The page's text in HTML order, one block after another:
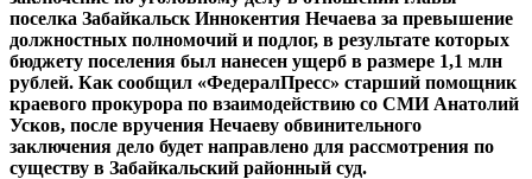
поселка Забайкальск Иннокентия Нечаева за превышение
должностных полномочий и подлог, в результате которых
бюджету поселения был нанесен ущерб в размере 1,1 млн
рублей. Как сообщил «ФедералПресс» старший помощник
краевого прокурора по взаимодействию со СМИ Анатолий
Усков, после вручения Нечаеву обвинительного
заключения дело будет направлено для рассмотрения по
существу в Забайкальский районный суд.